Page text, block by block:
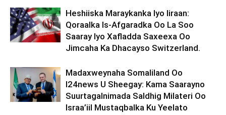
Heshiiska Maraykanka Iyo Iiraan:
Qoraalka Is-Afgaradka Oo La Soo
Saaray Iyo Xafladda Saxeexa Oo
Jimcaha Ka Dhacayso Switzerland.
Madaxweynaha Somaliland Oo
I24news U Sheegay: Kama Saarayno
Suurtagalnimada Saldhig Milateri Oo
Israa’iil Mustaqbalka Ku Yeelato